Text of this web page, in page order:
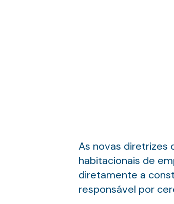
As novas diretrizes
habitacionais de
diretamente a
responsável por